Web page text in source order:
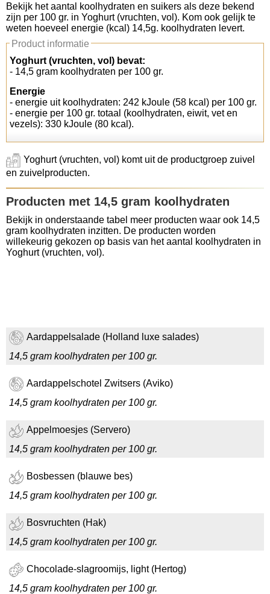
Koolhydraten tellen
Links
Bekijk het aantal koolhydraten en suikers als deze bekend
zijn per 100 gr. in Yoghurt (vruchten, vol). Kom ook gelijk te
weten hoeveel energie (kcal) 14,5g. koolhydraten levert.
Product informatie
Yoghurt (vruchten, vol) bevat:
- 14,5 gram koolhydraten per 100 gr.
Energie
- energie uit koolhydraten: 242 kJoule (58 kcal) per 100 gr.
- energie per 100 gr. totaal (koolhydraten, eiwit, vet en
vezels): 330 kJoule (80 kcal).
Yoghurt (vruchten, vol) komt uit de productgroep zuivel
en zuivelproducten.
Producten met 14,5 gram koolhydraten
Bekijk in onderstaande tabel meer producten waar ook 14,5
gram koolhydraten inzitten. De producten worden
willekeurig gekozen op basis van het aantal koolhydraten in
Yoghurt (vruchten, vol).
Aardappelsalade (Holland luxe salades)
14,5 gram koolhydraten per 100 gr.
Aardappelschotel Zwitsers (Aviko)
14,5 gram koolhydraten per 100 gr.
Appelmoesjes (Servero)
14,5 gram koolhydraten per 100 gr.
Bosbessen (blauwe bes)
14,5 gram koolhydraten per 100 gr.
Bosvruchten (Hak)
14,5 gram koolhydraten per 100 gr.
Chocolade-slagroomijs, light (Hertog)
14,5 gram koolhydraten per 100 gr.